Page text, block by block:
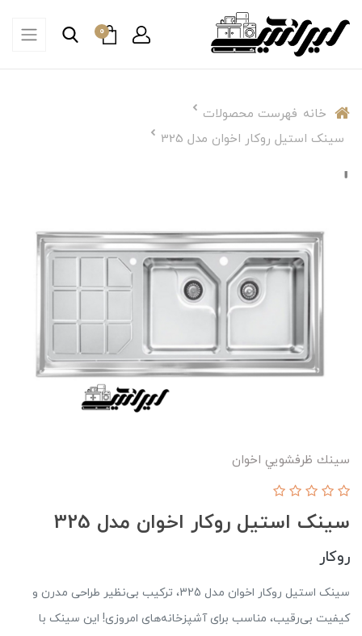
0
خانه فهرست محصولات
سینک استیل روکار اخوان مدل 325
سينك ظرفشويي اخوان
سینک استیل روکار اخوان مدل 325
روکار
سینک استیل روکار اخوان مدل 325، ترکیب بی‌نظیر طراحی مدرن و
کیفیت بی‌رقیب، مناسب برای آشپزخانه‌های امروزی! این سینک با